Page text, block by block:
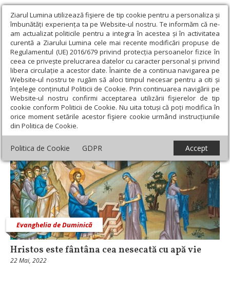
Ziarul Lumina utilizează fişiere de tip cookie pentru a personaliza și
îmbunătăți experiența ta pe Website-ul nostru. Te informăm că ne-
am actualizat politicile pentru a integra în acestea și în activitatea
curentă a Ziarului Lumina cele mai recente modificări propuse de
Regulamentul (UE) 2016/679 privind protecția persoanelor fizice în
ceea ce privește prelucrarea datelor cu caracter personal și privind
libera circulație a acestor date. Înainte de a continua navigarea pe
Website-ul nostru te rugăm să aloci timpul necesar pentru a citi și
înțelege conținutul Politicii de Cookie. Prin continuarea navigării pe
Website-ul nostru confirmi acceptarea utilizării fişierelor de tip
cookie conform Politicii de Cookie. Nu uita totuși că poți modifica în
orice moment setările acestor fişiere cookie urmând instrucțiunile
din Politica de Cookie.
Politica de Cookie GDPR Accept
Ziarul Lumina › Ierom. Efrem Crișan
Ierom. Efrem Crișan
Evanghelia de Duminică
Hristos este fântâna cea nesecată cu apă vie
22 Mai, 2022